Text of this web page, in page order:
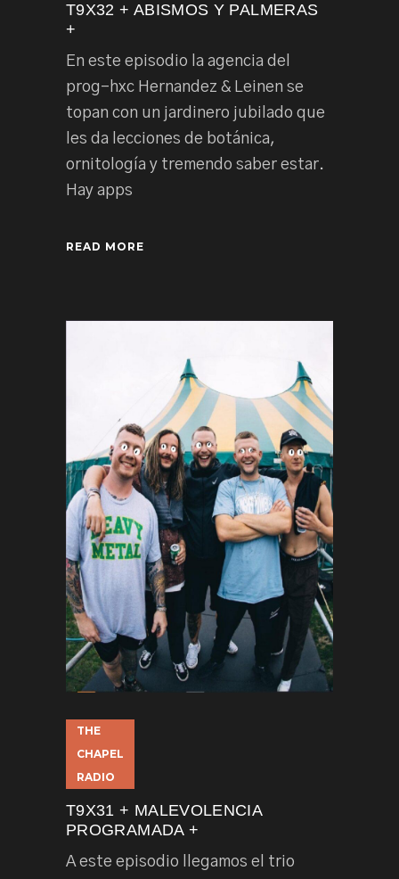
T9X32 + ABISMOS Y PALMERAS
+
En este episodio la agencia del
prog-hxc Hernandez & Leinen se
topan con un jardinero jubilado que
les da lecciones de botánica,
ornitología y tremendo saber estar.
Hay apps
READ MORE
THE
CHAPEL
RADIO
T9X31 + MALEVOLENCIA
PROGRAMADA +
A este episodio llegamos el trio